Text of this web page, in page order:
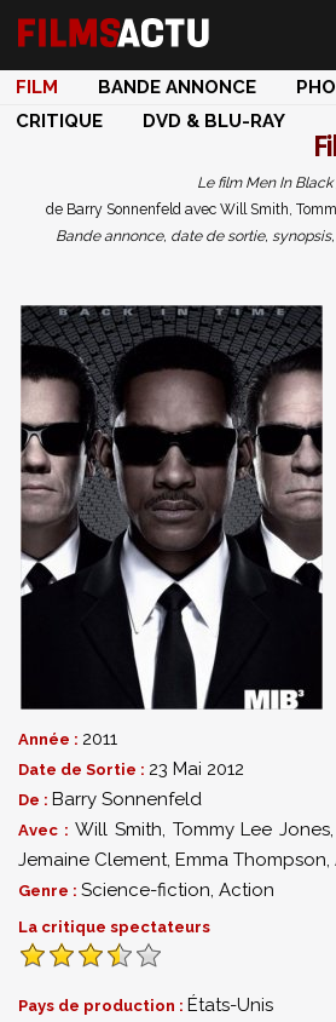
FILM BANDE ANNONCE
CRITIQUE
DVD & BLU-RAY
Le film Men In Black
de Barry Sonnenfeld avec Will Smith,
Bande annonce, date de sortie,
Année : 2011
Date de Sortie : 23 Mai 2012
De : Barry Sonnenfeld
Avec : Will Smith, Tommy Lee Jones
Jemaine Clement, Emma Thompson,
Genre : Science-fiction, Action
La critique spectateurs
Pays de production : États-Unis